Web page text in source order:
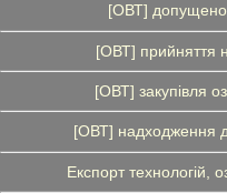
[ОВТ] допущено
[ОВТ] прийняття
[ОВТ] закупівля
[ОВТ] надходження
Експорт технологій,